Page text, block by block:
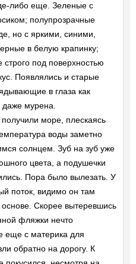
либо еще. Зеленые с
полупрозрачные
но с яркими, синими,
в белую крапинку;
под поверхностью
Появлялись и старые
в глаза как
даже мурена.
получили море, плескаясь
воды заметно
солнцем. Зуб на зуб уже
цвета, а подушечки
Пора было вылезать. У
поток, видимо он там
основе. Скорее вытеревшись
фляжки нечто
еще с материка для
обратно на дорогу. К